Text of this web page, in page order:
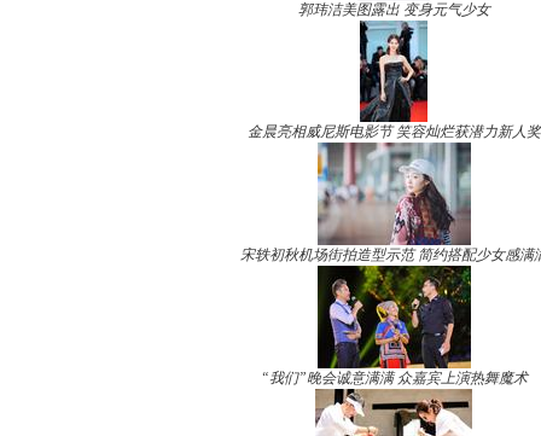
郭玮洁美图露出 变身元气少女
金晨亮相威尼斯电影节 笑容灿烂获潜力新人奖
宋轶初秋机场街拍造型示范 简约搭配少女感满
“我们”晚会诚意满满 众嘉宾上演热舞魔术